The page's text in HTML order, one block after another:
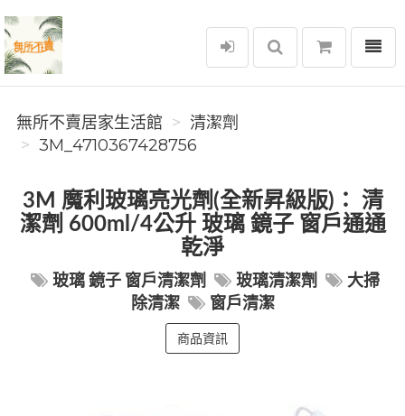
無所不賣居家生活館
選單
無所不賣居家生活館
清潔劑
3M_4710367428756
3M 魔利玻璃亮光劑(全新昇級版)： 清
潔劑 600ml/4公升 玻璃 鏡子 窗戶通通
乾淨
玻璃 鏡子 窗戶清潔劑 玻璃清潔劑
大掃
除清潔
窗戶清潔
商品資訊